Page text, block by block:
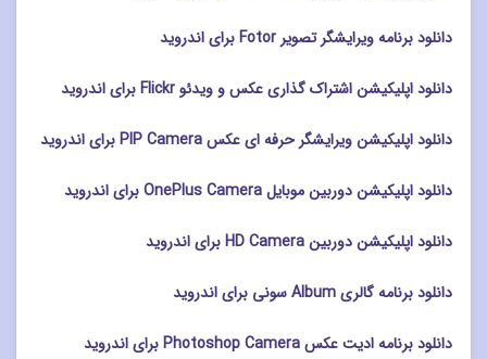
دانلود برنامه ویرایشگر تصویر Fotor برای اندروید
دانلود اپلیکیشن اشتراک گذاری عکس و ویدئو Flickr برای اندروید
دانلود اپلیکیشن ویرایشگر حرفه ای عکس PIP Camera برای اندروید
دانلود اپلیکیشن دوربین موبایل OnePlus Camera برای اندروید
دانلود اپلیکیشن دوربین HD Camera برای اندروید
دانلود برنامه گالری Album سونی برای اندروید
دانلود برنامه ادیت عکس Photoshop Camera برای اندروید